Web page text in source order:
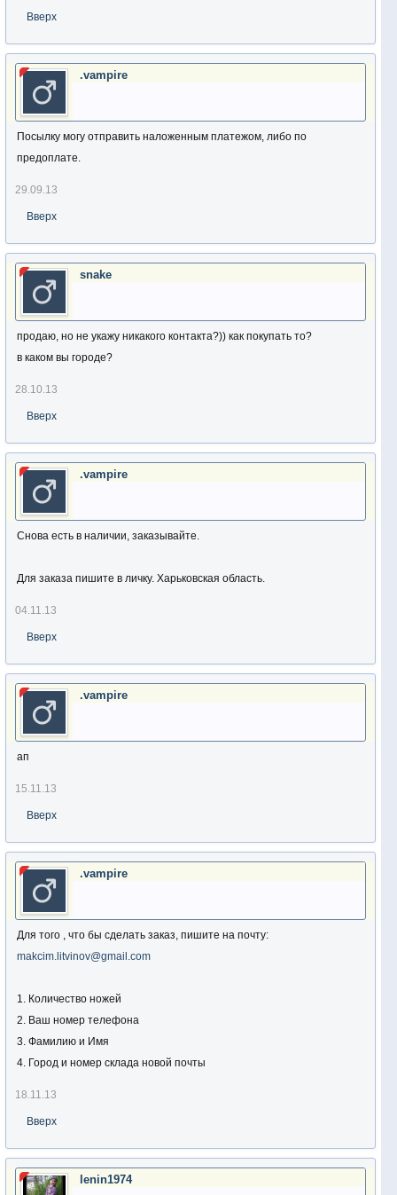
Вверх
.vampire
Посылку могу отправить наложенным платежом, либо по
предоплате.
29.09.13
Вверх
snake
продаю, но не укажу никакого контакта?)) как покупать то?
в каком вы городе?
28.10.13
Вверх
.vampire
Снова есть в наличии, заказывайте.
Для заказа пишите в личку. Харьковская область.
04.11.13
Вверх
.vampire
ап
15.11.13
Вверх
.vampire
Для того , что бы сделать заказ, пишите на почту:
makcim.litvinov@gmail.com
1. Количество ножей
2. Ваш номер телефона
3. Фамилию и Имя
4. Город и номер склада новой почты
18.11.13
Вверх
lenin1974